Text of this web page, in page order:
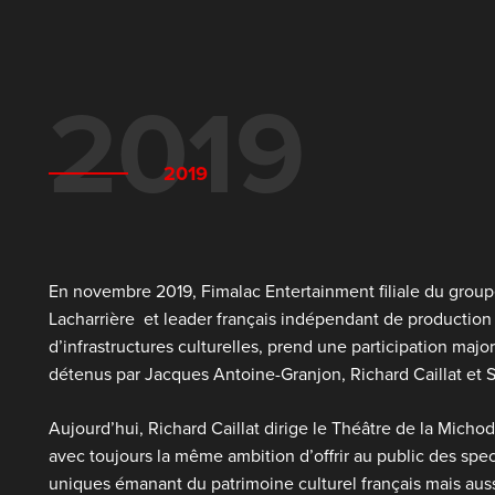
2019
2019
En novembre 2019, Fimalac Entertainment filiale du
Lacharrière et leader français indépendant de
d’infrastructures culturelles, prend une participation
détenus par Jacques Antoine-Granjon, Richard Caillat et
Aujourd’hui, Richard Caillat dirige le Théâtre de la
avec toujours la même ambition d’offrir au public des
uniques émanant du patrimoine culturel français mais